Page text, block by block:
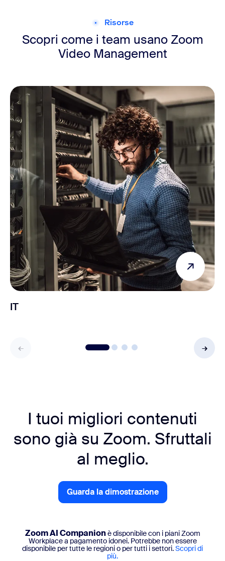
Risorse
Scopri come i team usano Zoom
Video Management
IT
I tuoi migliori contenuti
sono già su Zoom. Sfruttali
al meglio.
Guarda la dimostrazione
Zoom AI Companionè disponibile con i piani Zoom
Workplace a pagamento idonei. Potrebbe non essere
disponibile per tutte le regioni o per tutti i settori.Scopri di
più.